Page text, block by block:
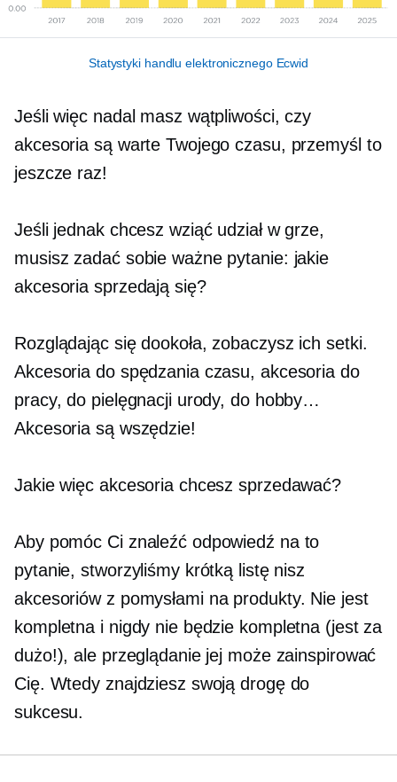
Statystyki handlu elektronicznego Ecwid
Jeśli więc nadal masz wątpliwości, czy
akcesoria są warte Twojego czasu, przemyśl to
jeszcze raz!
Jeśli jednak chcesz wziąć udział w grze,
musisz zadać sobie ważne pytanie: jakie
akcesoria sprzedają się?
Rozglądając się dookoła, zobaczysz ich setki.
Akcesoria do spędzania czasu, akcesoria do
pracy, do pielęgnacji urody, do hobby…
Akcesoria są wszędzie!
Jakie więc akcesoria chcesz sprzedawać?
Aby pomóc Ci znaleźć odpowiedź na to
pytanie, stworzyliśmy krótką listę nisz
akcesoriów z pomysłami na produkty. Nie jest
kompletna i nigdy nie będzie kompletna (jest za
dużo!), ale przeglądanie jej może zainspirować
Cię. Wtedy znajdziesz swoją drogę do
sukcesu.